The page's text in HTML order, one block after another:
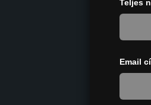
Teljes
Email